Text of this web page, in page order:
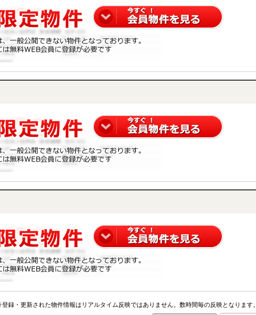
録・更新された物件情報はリアルタイム反映ではありません。数時間毎の反映となります。